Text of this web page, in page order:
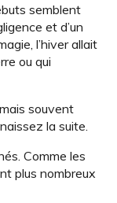
semblent
et d’un
l’hiver allait
ou qui
souvent
la suite.
Comme les
plus nombreux